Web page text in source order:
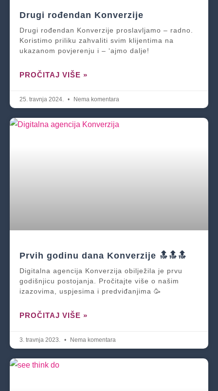
Drugi rođendan Konverzije
Drugi rođendan Konverzije proslavljamo – radno.
Koristimo priliku zahvaliti svim klijentima na
ukazanom povjerenju i – ‘ajmo dalje!
PROČITAJ VIŠE »
25. travnja 2024. Nema komentara
Prvih godinu dana Konverzije 🔝🔝🔝
Digitalna agencija Konverzija obilježila je prvu
godišnjicu postojanja. Pročitajte više o našim
izazovima, uspjesima i predviđanjima 🥳
PROČITAJ VIŠE »
3. travnja 2023. Nema komentara